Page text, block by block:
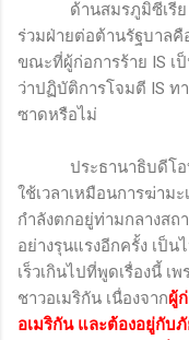
ด้านสมรภูมิซีเรีย ส
ร่วมฝ่ายต่อต้านรัฐบาล
ขณะที่ผู้ก่อการร้าย IS เ
ว่าปฏิบัติการโจมตี IS ท
ซาดหรือไม่
ประธานาธิบดีโอบา
ใช้เวลาเหมือนการฆ่าม
กำลังตกอยู่ท่ามกลางส
อย่างรุนแรงอีกครั้ง เป็
เร็วเกินไปที่พูดเรื่องนี้ เ
ชาวอเมริกัน เนื่องจากผู้
อเมริกัน และต้องอยู่กับ